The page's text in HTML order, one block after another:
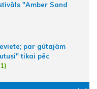
"Amber Sand
par gūtajām
tikai pēc